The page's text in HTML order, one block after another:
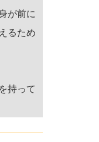
が前に
るため
持って